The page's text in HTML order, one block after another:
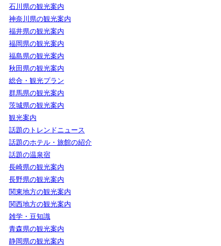
石川県の観光案内
神奈川県の観光案内
福井県の観光案内
福岡県の観光案内
福島県の観光案内
秋田県の観光案内
総合・観光プラン
群馬県の観光案内
茨城県の観光案内
観光案内
話題のトレンドニュース
話題のホテル・旅館の紹介
話題の温泉宿
長崎県の観光案内
長野県の観光案内
関東地方の観光案内
関西地方の観光案内
雑学・豆知識
青森県の観光案内
静岡県の観光案内